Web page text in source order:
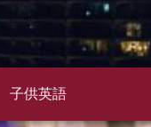
子供英語